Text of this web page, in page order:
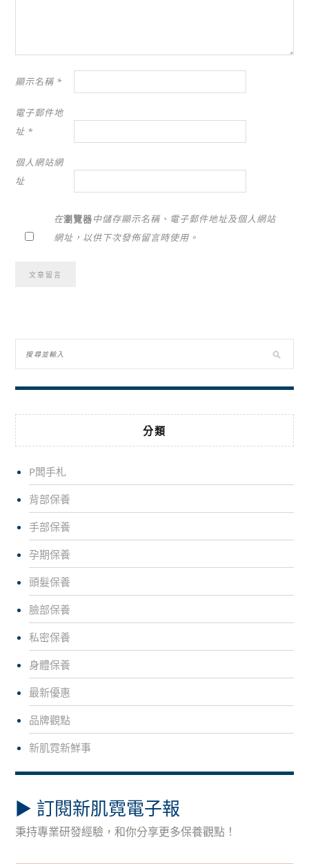
顯示名稱 *
電子郵件地
址 *
個人網站網
址
在瀏覽器中儲存顯示名稱、電子郵件地址及個人網站
網址，以供下次發佈留言時使用。
分類
P闆手札
背部保養
手部保養
孕期保養
頭髮保養
臉部保養
私密保養
身體保養
最新優惠
品牌觀點
新肌霓新鮮事
▶︎ 訂閱新肌霓電子報
秉持專業研發經驗，和你分享更多保養觀點！